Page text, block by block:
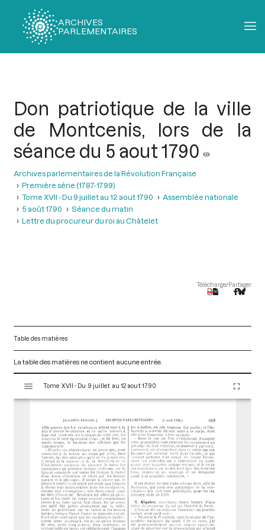
ARCHIVES
PARLEMENTAIRES
Don patriotique de la ville
de Montcenis, lors de la
séance du 5 aout 1790
Archives parlementaires de la Révolution Française
Première série (1787-1799)
Tome XVII - Du 9 juillet au 12 aout 1790
Assemblée nationale
5 août 1790
Séance du matin
Lettre du procureur du roi au Châtelet
TéléchargerPartager
Table des matières
La table des matières ne contient aucune entrée.
s
Tome XVII - Du 9 juillet au 12 aout 1790